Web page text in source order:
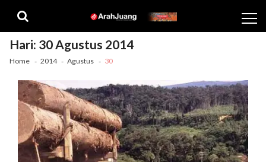
navigation
content
Hari: 30 Agustus 2014
Home 2014 Agustus 30